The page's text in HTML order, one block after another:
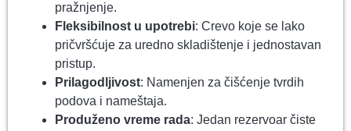
pražnjenje.
Fleksibilnost u upotrebi: Crevo koje se lako
pričvršćuje za uredno skladištenje i jednostavan
pristup.
Prilagodljivost: Namenjen za čišćenje tvrdih
podova i nameštaja.
Produženo vreme rada: Jedan rezervoar čiste